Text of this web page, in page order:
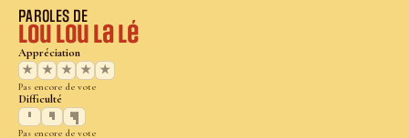
PAROLES DE
Lou lou la lé
Appréciation
★
★ ★ ★ ★
Pas encore de vote
Difficulté
Pas encore de vote